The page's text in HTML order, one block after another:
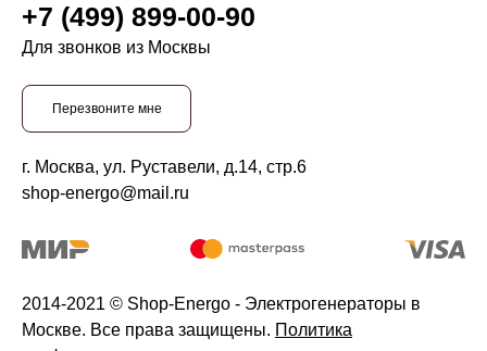
+7 (499) 899-00-90
Для звонков из Москвы
Перезвоните мне
г. Москва, ул. Руставели, д.14, стр.6
shop-energo@mail.ru
2014-2021 © Shop-Energo - Электрогенераторы в
Москве. Все права защищены. Политика